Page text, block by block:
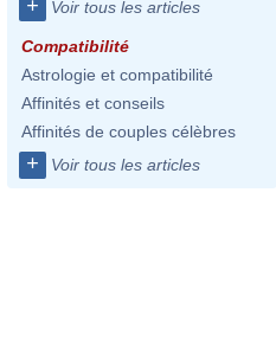
+ Voir tous les articles
Compatibilité
Astrologie et compatibilité
Affinités et conseils
Affinités de couples célèbres
+ Voir tous les articles